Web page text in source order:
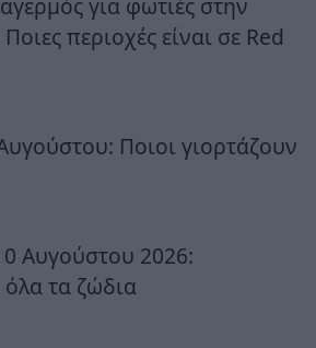
για φωτιές στην
περιοχές είναι σε Red
Ποιοι γιορτάζουν
Αυγούστου 2026:
όλα τα ζώδια